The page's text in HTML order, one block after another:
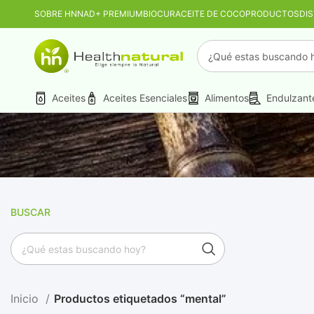
SOBRE HNNAD+ PREMIUMBIOCURACEITE DE COCOPRODUCTOS
Aceites Aceites Esenciales Alimentos
BUSCAR
Inicio Productos etiquetados “mental”
PROMO